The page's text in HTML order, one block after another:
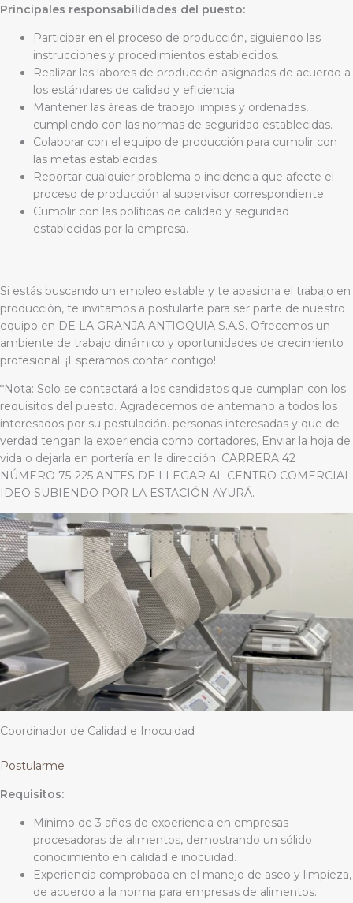
Principales responsabilidades del puesto:
Participar en el proceso de producción, siguiendo las
instrucciones y procedimientos establecidos.
Realizar las labores de producción asignadas de acuerdo a
los estándares de calidad y eficiencia.
Mantener las áreas de trabajo limpias y ordenadas,
cumpliendo con las normas de seguridad establecidas.
Colaborar con el equipo de producción para cumplir con
las metas establecidas.
Reportar cualquier problema o incidencia que afecte el
proceso de producción al supervisor correspondiente.
Cumplir con las políticas de calidad y seguridad
establecidas por la empresa.
Si estás buscando un empleo estable y te apasiona el trabajo en
producción, te invitamos a postularte para ser parte de nuestro
equipo en DE LA GRANJA ANTIOQUIA S.A.S. Ofrecemos un
ambiente de trabajo dinámico y oportunidades de crecimiento
profesional. ¡Esperamos contar contigo!
*Nota: Solo se contactará a los candidatos que cumplan con los
requisitos del puesto. Agradecemos de antemano a todos los
interesados por su postulación. personas interesadas y que de
verdad tengan la experiencia como cortadores, Enviar la hoja de
vida o dejarla en portería en la dirección. CARRERA 42
NÚMERO 75-225 ANTES DE LLEGAR AL CENTRO COMERCIAL
IDEO SUBIENDO POR LA ESTACIÓN AYURÁ.
Coordinador de Calidad e Inocuidad
Postularme
Requisitos:
Mínimo de 3 años de experiencia en empresas
procesadoras de alimentos, demostrando un sólido
conocimiento en calidad e inocuidad.
Experiencia comprobada en el manejo de aseo y limpieza,
de acuerdo a la norma para empresas de alimentos.